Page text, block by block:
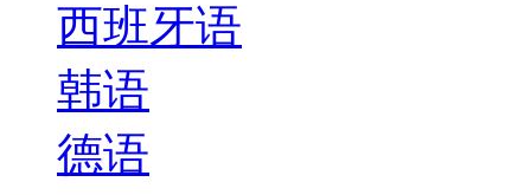
西班牙语
韩语
德语